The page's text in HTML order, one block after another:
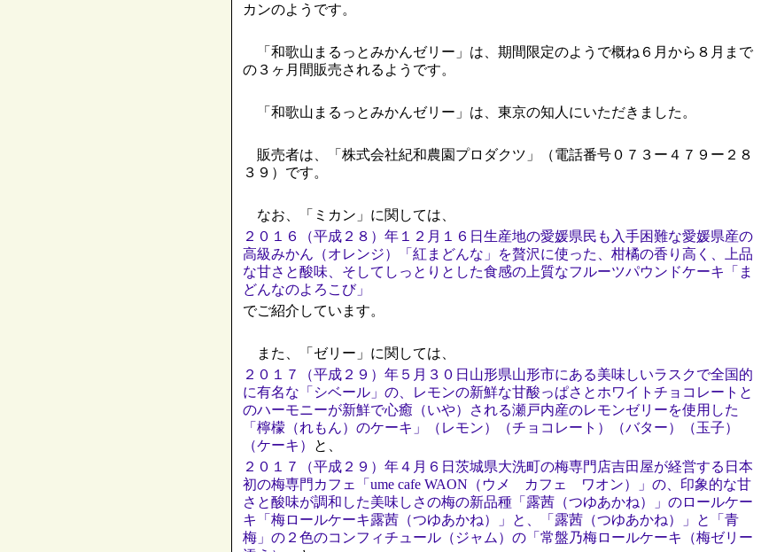
カンのようです。
「和歌山まるっとみかんゼリー」は、期間限定のようで概ね６月から８月まで
の３ヶ月間販売されるようです。
「和歌山まるっとみかんゼリー」は、東京の知人にいただきました。
販売者は、「株式会社紀和農園プロダクツ」（電話番号０７３ー４７９ー２８
３９）です。
なお、「ミカン」に関しては、
２０１６（平成２８）年１２月１６日生産地の愛媛県民も入手困難な愛媛県産の
高級みかん（オレンジ）「紅まどんな」を贅沢に使った、柑橘の香り高く、上品
な甘さと酸味、そしてしっとりとした食感の上質なフルーツパウンドケーキ「ま
どんなのよろこび」
でご紹介しています。
また、「ゼリー」に関しては、
２０１７（平成２９）年５月３０日山形県山形市にある美味しいラスクで全国的
に有名な「シベール」の、レモンの新鮮な甘酸っぱさとホワイトチョコレートと
のハーモニーが新鮮で心癒（いや）される瀬戸内産のレモンゼリーを使用した
「檸檬（れもん）のケーキ」（レモン）（チョコレート）（バター）（玉子）
（ケーキ）
と、
２０１７（平成２９）年４月６日茨城県大洗町の梅専門店吉田屋が経営する日本
初の梅専門カフェ「ume cafe WAON（ウメ カフェ ワオン）」の、印象的な甘
さと酸味が調和した美味しさの梅の新品種「露茜（つゆあかね）」のロールケー
キ「梅ロールケーキ露茜（つゆあかね）」と、「露茜（つゆあかね）」と「青
梅」の２色のコンフィチュール（ジャム）の「常盤乃梅ロールケーキ（梅ゼリー